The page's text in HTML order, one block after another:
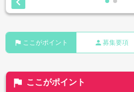
flag ここがポイント person 募集要項
flag ここがポイント